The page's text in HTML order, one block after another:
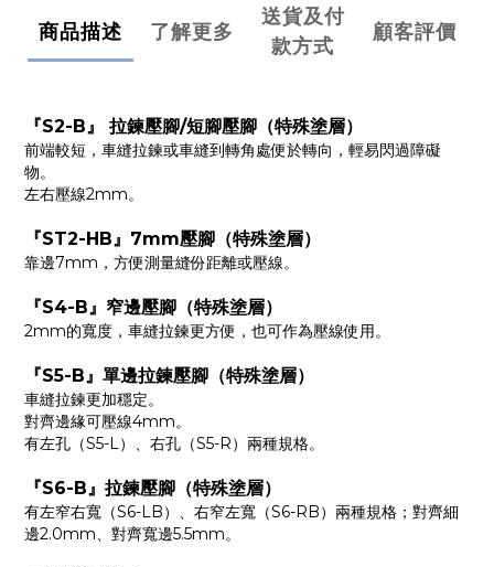
商品描述 了解更多
送貨及付
款方式
顧客評價
『S2-B』 拉鍊壓腳/短腳壓腳（特殊塗層）
前端較短，車縫拉鍊或車縫到轉角處便於轉向，輕易閃過障礙
物。
左右壓線2mm。
『ST2-HB』7mm壓腳（特殊塗層）
靠邊7mm，方便測量縫份距離或壓線。
『S4-B』窄邊壓腳（特殊塗層）
2mm的寬度，車縫拉鍊更方便，也可作為壓線使用。
『S5-B』單邊拉鍊壓腳（特殊塗層）
車縫拉鍊更加穩定。
對齊邊緣可壓線4mm。
有左孔（S5-L）、右孔（S5-R）兩種規格。
『S6-B』拉鍊壓腳（特殊塗層）
有左窄右寬（S6-LB）、右窄左寬（S6-RB）兩種規格；對齊細
邊2.0mm、對齊寬邊5.5mm。